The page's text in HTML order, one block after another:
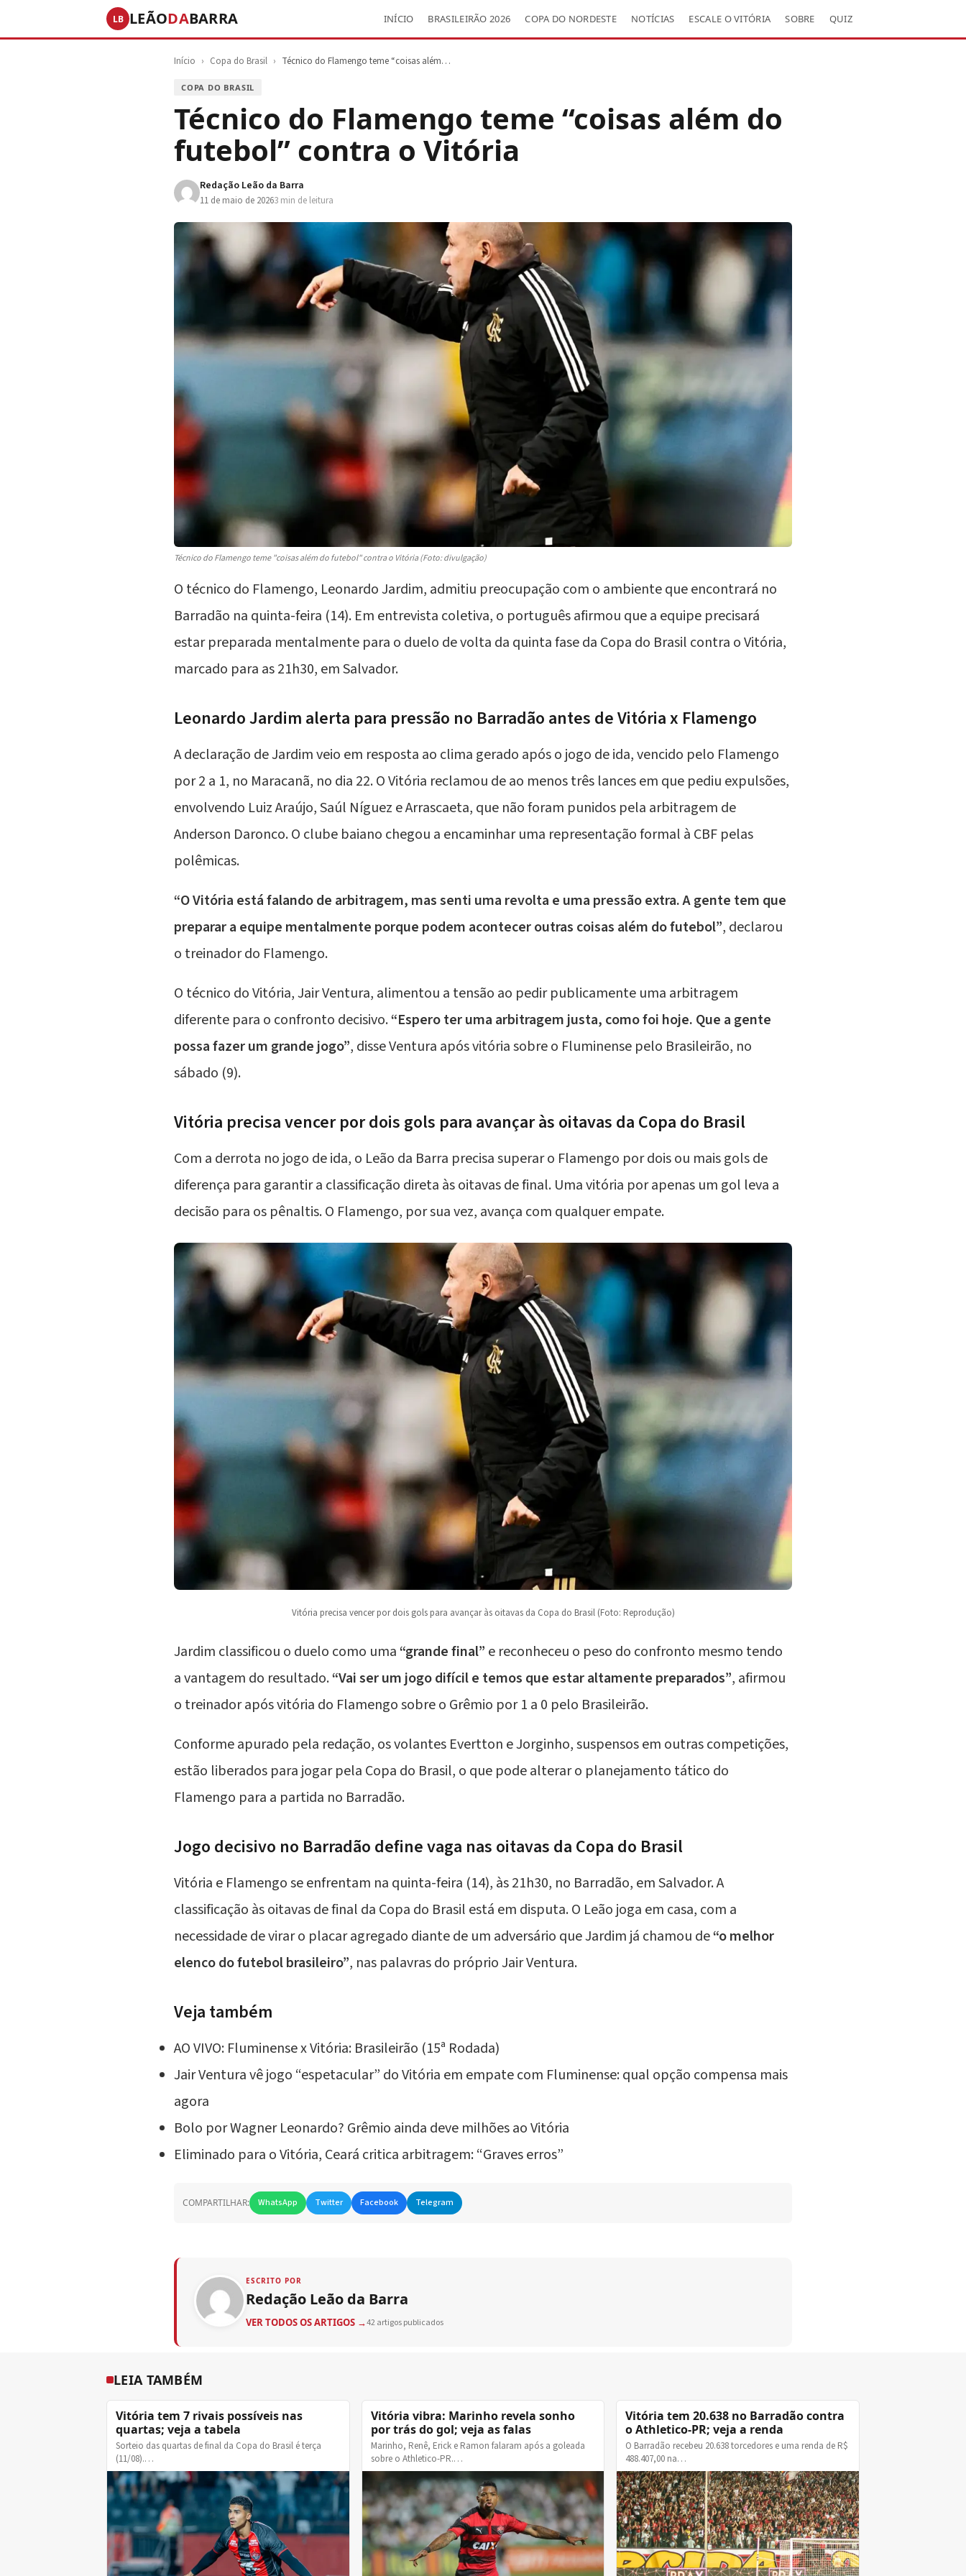
LB LEÃODABARRA INÍCIO BRASILEIRÃO 2026 COPA DO NORDESTE NOTÍCIAS ESCALE O VITÓRIA SOBRE QUIZ
Início › Copa do Brasil › Técnico do Flamengo teme “coisas além…
COPA DO BRASIL
Técnico do Flamengo teme “coisas além do
futebol” contra o Vitória
Redação Leão da Barra
11 de maio de 20263 min de leitura
Técnico do Flamengo teme "coisas além do futebol" contra o Vitória (Foto: divulgação)
O técnico do Flamengo, Leonardo Jardim, admitiu preocupação com o ambiente que encontrará no
Barradão na quinta-feira (14). Em entrevista coletiva, o português afirmou que a equipe precisará
estar preparada mentalmente para o duelo de volta da quinta fase da Copa do Brasil contra oVitória,
marcado para as 21h30, em Salvador.
Leonardo Jardim alerta para pressão no Barradão antes de Vitória x Flamengo
A declaração de Jardim veio em resposta ao clima gerado após o jogo de ida, vencido pelo Flamengo
por 2 a 1, no Maracanã, no dia 22. O Vitória reclamou de ao menos três lances em que pediu expulsões,
envolvendo Luiz Araújo, Saúl Níguez e Arrascaeta, que não foram punidos pela arbitragem de
Anderson Daronco. O clube baiano chegou a encaminhar uma representação formal à CBF pelas
polêmicas.
“O Vitória está falando de arbitragem, mas senti uma revolta e uma pressão extra. A gente tem que
preparar a equipe mentalmente porque podem acontecer outras coisas além do futebol”, declarou
o treinador do Flamengo.
O técnico do Vitória,Jair Ventura, alimentou a tensão ao pedir publicamente uma arbitragem
diferente para o confronto decisivo.“Espero ter uma arbitragem justa, como foi hoje. Que a gente
possa fazer um grande jogo”, disse Ventura após vitória sobre o Fluminense pelo Brasileirão, no
sábado (9).
Vitória precisa vencer por dois gols para avançar às oitavas da Copa do Brasil
Com a derrota no jogo de ida, o Leão da Barra precisa superar o Flamengo por dois ou mais gols de
diferença para garantir a classificação direta às oitavas de final. Uma vitória por apenas um gol leva a
decisão para os pênaltis. O Flamengo, por sua vez, avança com qualquer empate.
Vitória precisa vencer por dois gols para avançar às oitavas da Copa do Brasil (Foto: Reprodução)
Jardim classificou o duelo como uma“grande final” e reconheceu o peso do confronto mesmo tendo
a vantagem do resultado.“Vai ser um jogo difícil e temos que estar altamente preparados”, afirmou
o treinador após vitória do Flamengo sobre o Grêmio por 1 a 0 pelo Brasileirão.
Conforme apurado pela redação, os volantes Evertton e Jorginho, suspensos em outras competições,
estão liberados para jogar pela Copa do Brasil, o que pode alterar o planejamento tático do
Flamengo para a partida no Barradão.
Jogo decisivo no Barradão define vaga nas oitavas da Copa do Brasil
Vitória e Flamengo se enfrentam na quinta-feira (14), às 21h30, no Barradão, em Salvador. A
classificação às oitavas de final da Copa do Brasil está em disputa. O Leão joga em casa, com a
necessidade de virar o placar agregado diante de um adversário que Jardim já chamou de“o melhor
elenco do futebol brasileiro”, nas palavras do próprio Jair Ventura.
Veja também
AO VIVO: Fluminense x Vitória: Brasileirão (15ª Rodada)
Jair Ventura vê jogo “espetacular” do Vitória em empate com Fluminense: qual opção compensa mais
agora
Bolo por Wagner Leonardo? Grêmio ainda deve milhões ao Vitória
Eliminado para o Vitória, Ceará critica arbitragem: “Graves erros”
COMPARTILHAR: WhatsApp Twitter Facebook Telegram
ESCRITO POR
Redação Leão da Barra
VER TODOS OS ARTIGOS →42 artigos publicados
LEIA TAMBÉM
Vitória tem 7 rivais possíveis nas
quartas; veja a tabela
Sorteio das quartas de final da Copa do Brasil é terça
(11/08).…
Vitória vibra: Marinho revela sonho
por trás do gol; veja as falas
Marinho, Renê, Erick e Ramon falaram após a goleada
sobre o Athletico-PR.…
Vitória tem 20.638 no Barradão contra
o Athletico-PR; veja a renda
O Barradão recebeu 20.638 torcedores e uma renda de R$
488.407,00 na…